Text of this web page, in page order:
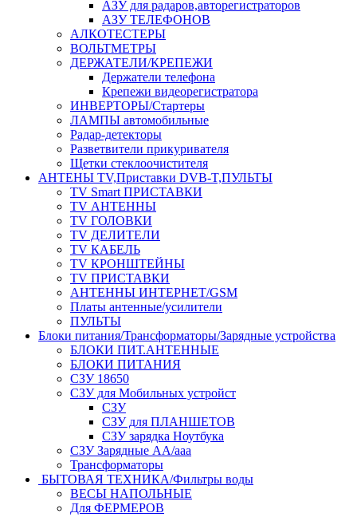
АЗУ для радаров,авторегистраторов
АЗУ ТЕЛЕФОНОВ
АЛКОТЕСТЕРЫ
ВОЛЬТМЕТРЫ
ДЕРЖАТЕЛИ/КРЕПЕЖИ
Держатели телефона
Крепежи видеорегистратора
ИНВЕРТОРЫ/Стартеры
ЛАМПЫ автомобильные
Радар-детекторы
Разветвители прикуривателя
Щетки стеклоочистителя
АНТЕНЫ ТV,Приставки DVB-T,ПУЛЬТЫ
TV Smart ПРИСТАВКИ
TV АНТЕННЫ
TV ГОЛОВКИ
TV ДЕЛИТЕЛИ
TV КАБЕЛЬ
TV КРОНШТЕЙНЫ
TV ПРИСТАВКИ
АНТЕННЫ ИНТЕРНЕТ/GSM
Платы антенные/усилители
ПУЛЬТЫ
Блоки питания/Трансформаторы/Зарядные устройства
БЛОКИ ПИТ.АНТЕННЫЕ
БЛОКИ ПИТАНИЯ
СЗУ 18650
СЗУ для Мобильных устройст
СЗУ
СЗУ для ПЛАНШЕТОВ
СЗУ зарядка Ноутбука
СЗУ Зарядные АА/ааа
Трансформаторы
БЫТОВАЯ ТЕХНИКА/Фильтры воды
ВЕСЫ НАПОЛЬНЫЕ
Для ФЕРМЕРОВ